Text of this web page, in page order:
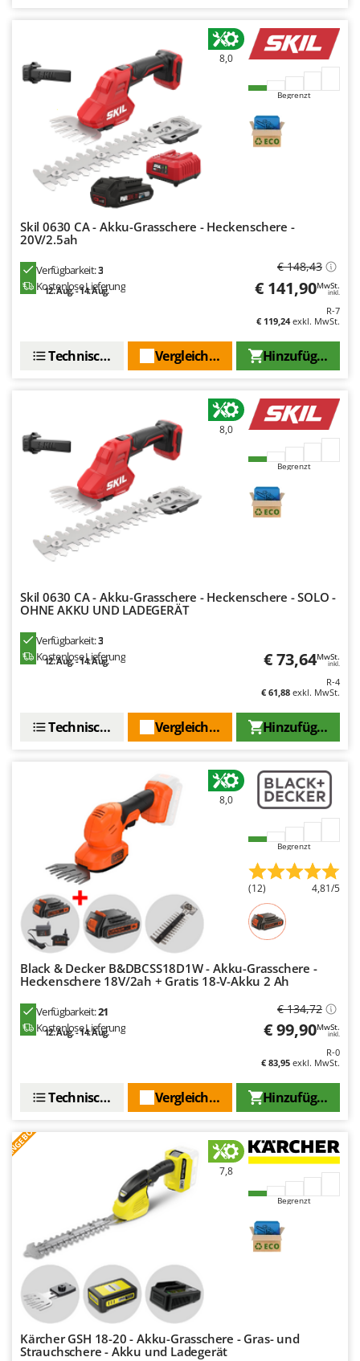
Stanley
Stiga
Stocker
Sunseeker
TecnoGen
Tellarini Pompe
Telwin
Tenco
Trev - Abrek - TecnoVIR
Trotec
Troy-Bilt
Udor
Unger
Vesco
W
WIDU
Yard Force
Z
Zanon
Zephir
ZGrills
Zodiac
Zomax
8,0
Begrenzt
Skil 0630 CA - Akku-Grasschere - Heckenschere -
20V/2.5ah
Verfügbarkeit:3
Kostenlose Lieferung
12. Aug. - 14. Aug.
€ 148,43
€ 141,90MwSt.
inkl.
R-7
€ 119,24exkl. MwSt.
Hinzufügen
Vergleichen Sie
Technische Daten
8,0
Begrenzt
Skil 0630 CA - Akku-Grasschere - Heckenschere - SOLO -
OHNE AKKU UND LADEGERÄT
Verfügbarkeit:3
Kostenlose Lieferung
12. Aug. - 14. Aug. € 73,64MwSt.
inkl.
R-4
€ 61,88 exkl. MwSt.
Hinzufügen
Vergleichen Sie
Technische Daten
8,0
Begrenzt
(12) 4,81/5
Black & Decker B&DBCSS18D1W - Akku-Grasschere -
Heckenschere 18V/2ah + Gratis 18-V-Akku 2 Ah
Verfügbarkeit:21
Kostenlose Lieferung
12. Aug. - 14. Aug.
€ 134,72
€ 99,90MwSt.
inkl.
R-0
€ 83,95 exkl. MwSt.
Hinzufügen
Vergleichen Sie
Technische Daten
ANGEBOT
7,8
Begrenzt
Kärcher GSH 18-20 - Akku-Grasschere - Gras- und
Strauchschere - Akku und Ladegerät